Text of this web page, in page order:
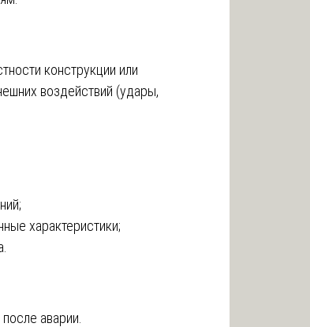
конструкции или
воздействий (удары,
характеристики;
аварии.